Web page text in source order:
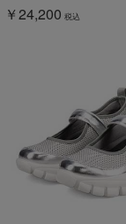
￥24,200 税込